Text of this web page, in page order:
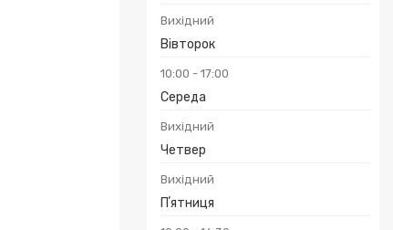
Вихідний
Вівторок
10:00 17:00
Середа
Вихідний
Четвер
Вихідний
Пʼятниця